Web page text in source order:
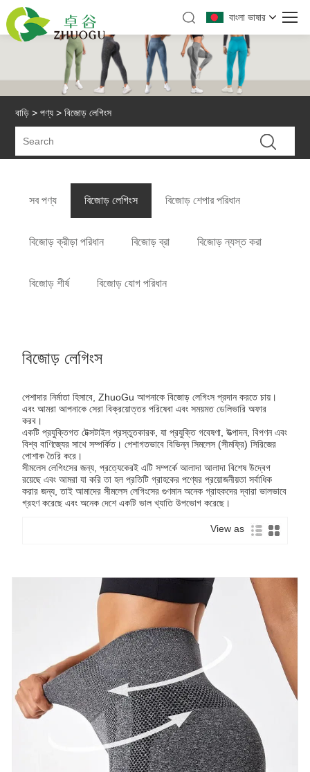
বাংলা ভাষার
বাড়ি > পণ্য > বিজোড় লেগিংস
সব পণ্য বিজোড় লেগিংস বিজোড় শেপার পরিধান
বিজোড় ক্রীড়া পরিধান বিজোড় ব্রা বিজোড় ন্যস্ত করা
বিজোড় শীর্ষ বিজোড় যোগ পরিধান
বিজোড় লেগিংস
পেশাদার নির্মাতা হিসাবে, ZhuoGu আপনাকে বিজোড় লেগিংস প্রদান করতে চায়।
এবং আমরা আপনাকে সেরা বিক্রয়োত্তর পরিষেবা এবং সময়মত ডেলিভারি অফার
করব।
একটি প্রযুক্তিগত টেক্সটাইল প্রস্তুতকারক, যা প্রযুক্তি গবেষণা, উত্পাদন, বিপণন এবং
বিশ্ব বাণিজ্যের সাথে সম্পর্কিত। পেশাগতভাবে বিভিন্ন সিমলেস (সীমফ্রি) সিরিজের
পোশাক তৈরি করে।
সীমলেস লেগিংসের জন্য, প্রত্যেকেরই এটি সম্পর্কে আলাদা আলাদা বিশেষ উদ্বেগ
রয়েছে এবং আমরা যা করি তা হল প্রতিটি গ্রাহকের পণ্যের প্রয়োজনীয়তা সর্বাধিক
করার জন্য, তাই আমাদের সীমলেস লেগিংসের গুণমান অনেক গ্রাহকদের দ্বারা ভালভাবে
গ্রহণ করেছে এবং অনেক দেশে একটি ভাল খ্যাতি উপভোগ করেছে।
View as